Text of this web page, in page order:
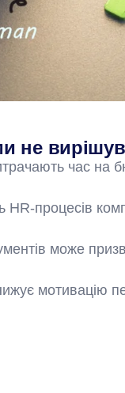
не
час на
HR-процесів
може
мотивацію